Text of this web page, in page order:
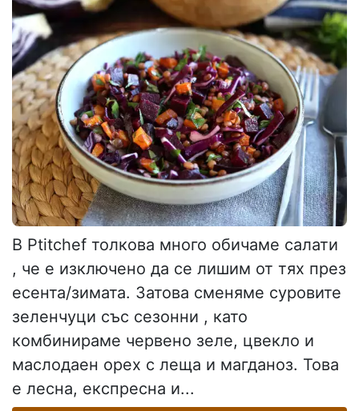
В Ptitchef толкова много обичаме салати
, че е изключено да се лишим от тях през
есента/зимата. Затова сменяме суровите
зеленчуци със сезонни , като
комбинираме червено зеле, цвекло и
маслодаен орех с леща и магданоз. Това
е лесна, експресна и...